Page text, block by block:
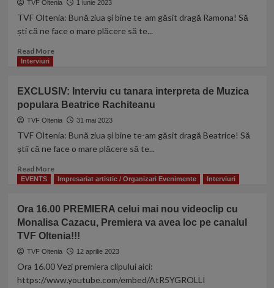
interpreta
Muzica
TVF Oltenia 1 iunie 2023
TVF Oltenia: Bună ziua și bine te-am găsit dragă Ramona! Să
ști că ne face o mare plăcere să te...
Read MoreRead
Interviu
cu
tanara
interpreta
Muzica
Ramona
Interviuri
EXCLUSIV: Interviu cu tanara interpreta de Muzica
populara Beatrice Rachiteanu
TVF Oltenia 31 mai 2023
TVF Oltenia: Bună ziua și bine te-am găsit dragă Beatrice! Să
știi că ne face o mare plăcere să te...
Read MoreRead
more
Interviu
cu
tanara
interpreta
Muzica
populara
EVENTS Impresariat artistic / Organizari Evenimente Interviuri
Ora 16.00 PREMIERA celui mai nou videoclip cu
Monalisa Cazacu, Premiera va avea loc pe canalul
TVF Oltenia!!!
TVF Oltenia 12 aprilie 2023
Ora 16.00 Vezi premiera clipului aici:
https://www.youtube.com/embed/AtR5YGROLLI